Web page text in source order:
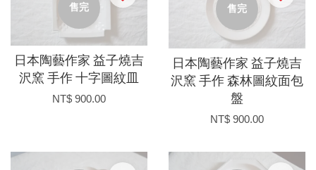
售完
日本陶藝作家 益子燒吉
沢窯 手作 十字圖紋皿
NT$ 900.00
售完
日本陶藝作家 益子燒吉
沢窯 手作 森林圖紋面包
盤
NT$ 900.00